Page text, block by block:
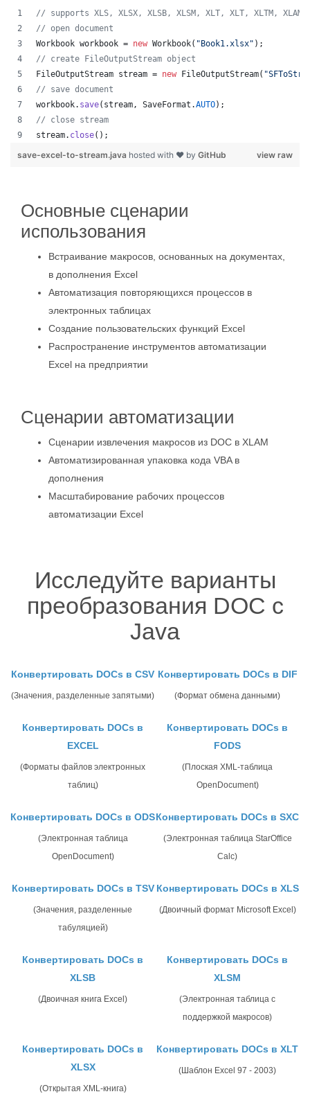
// supports XLS, XLSX, XLSB, XLSM, XLT, XLT, XLTM,
// open document
Workbook workbook = new Workbook( "Book1.xlsx" );
// create FileOutputStream object
FileOutputStream stream = new FileOutputStream(
// save document
workbook. save( stream, SaveFormat .AUTO);
// close stream
stream. close();
view raw
save-excel-to-stream.java hosted with ❤ by GitHub
Основные сценарии
использования
Встраивание макросов, основанных на документах,
в дополнения Excel
Автоматизация повторяющихся процессов в
электронных таблицах
Создание пользовательских функций Excel
Распространение инструментов автоматизации
Excel на предприятии
Сценарии автоматизации
Сценарии извлечения макросов из DOC в XLAM
Автоматизированная упаковка кода VBA в
дополнения
Масштабирование рабочих процессов
автоматизации Excel
Исследуйте варианты
преобразования DOC с
Java
Конвертировать DOCs в CSV
(Значения, разделенные запятыми)
Конвертировать DOCs в DIF
(Формат обмена данными)
Конвертировать DOCs в
EXCEL
(Форматы файлов электронных
таблиц)
Конвертировать DOCs в
FODS
(Плоская XML-таблица
OpenDocument)
Конвертировать DOCs в ODS
(Электронная таблица
OpenDocument)
Конвертировать DOCs в SXC
(Электронная таблица StarOffice
Calc)
Конвертировать DOCs в TSV
(Значения, разделенные
табуляцией)
Конвертировать DOCs в XLS
(Двоичный формат Microsoft Excel)
Конвертировать DOCs в
XLSB
(Двоичная книга Excel)
Конвертировать DOCs в
XLSM
(Электронная таблица с
поддержкой макросов)
Конвертировать DOCs в
XLSX
(Открытая XML-книга)
Конвертировать DOCs в XLT
(Шаблон Excel 97 - 2003)